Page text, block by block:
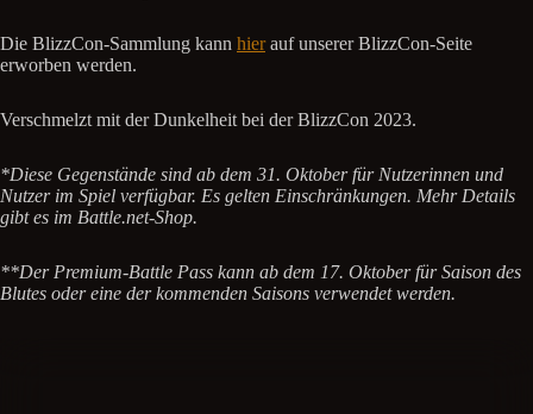
Die BlizzCon-Sammlung kann hierauf unserer BlizzCon-Seite
erworben werden.
Verschmelzt mit der Dunkelheit bei der BlizzCon 2023.
*Diese Gegenstände sind ab dem 31. Oktober für Nutzerinnen und
Nutzer im Spiel verfügbar. Es gelten Einschränkungen. Mehr Details
gibt es im Battle.net-Shop.
**Der Premium-Battle Pass kann ab dem 17. Oktober für Saison des
Blutes oder eine der kommenden Saisons verwendet werden.